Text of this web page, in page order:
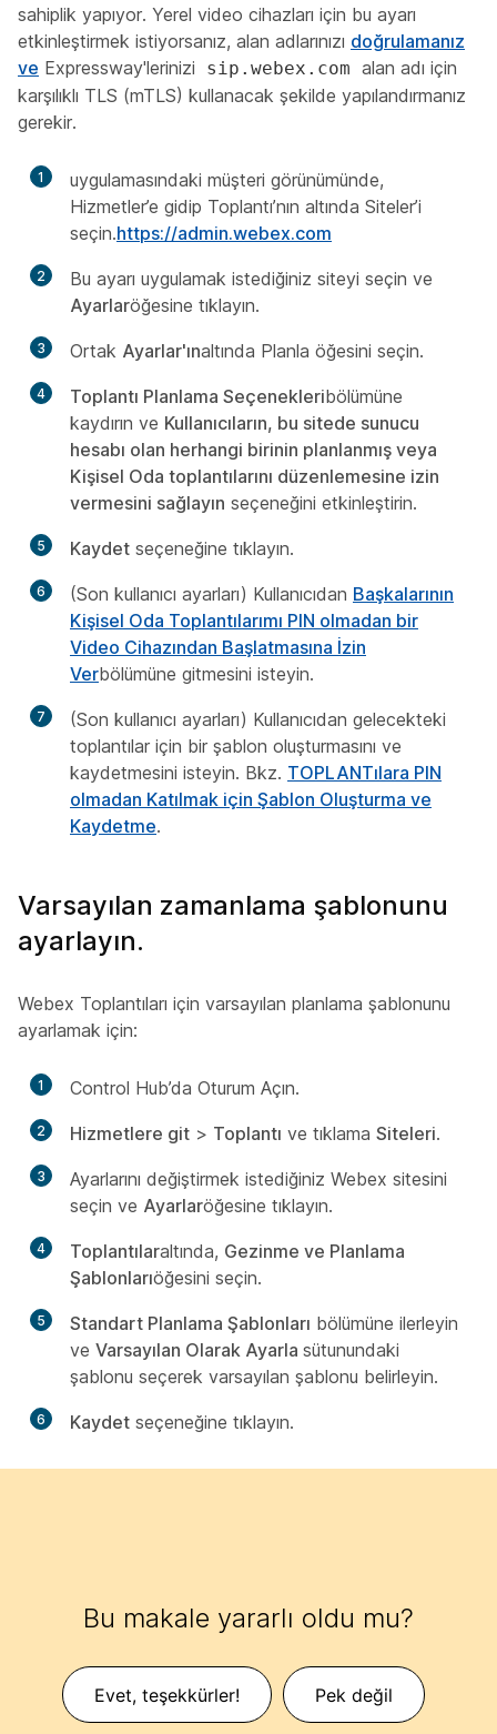
sahiplik yapıyor. Yerel video cihazları için bu ayarı
etkinleştirmek istiyorsanız, alan adlarınızı doğrulamanız
ve Expressway'lerinizi sip.webex.com alan adı için
karşılıklı TLS (mTLS) kullanacak şekilde yapılandırmanız
gerekir.
1
uygulamasındaki müşteri görünümünde,
Hizmetler’e gidip Toplantı’nın altında Siteler’i
seçin.https://admin.webex.com
2
Bu ayarı uygulamak istediğiniz siteyi seçin ve
Ayarlaröğesine tıklayın.
3 Ortak Ayarlar'ınaltında Planla öğesini seçin.
4 Toplantı Planlama Seçenekleribölümüne
kaydırın ve Kullanıcıların, bu sitede sunucu
hesabı olan herhangi birinin planlanmış veya
Kişisel Oda toplantılarını düzenlemesine izin
vermesini sağlayın seçeneğini etkinleştirin.
5 Kaydet seçeneğine tıklayın.
6 (Son kullanıcı ayarları) Kullanıcıdan Başkalarının
Kişisel Oda Toplantılarımı PIN olmadan bir
Video Cihazından Başlatmasına İzin
Verbölümüne gitmesini isteyin.
7
(Son kullanıcı ayarları) Kullanıcıdan gelecekteki
toplantılar için bir şablon oluşturmasını ve
kaydetmesini isteyin. Bkz. TOPLANTılara PIN
olmadan Katılmak için Şablon Oluşturma ve
Kaydetme.
Varsayılan zamanlama şablonunu
ayarlayın.
Webex Toplantıları için varsayılan planlama şablonunu
ayarlamak için:
1 Control Hub’da Oturum Açın.
2 Hizmetlere git > Toplantı ve tıklama Siteleri.
3
Ayarlarını değiştirmek istediğiniz Webex sitesini
seçin ve Ayarlaröğesine tıklayın.
4 Toplantılaraltında, Gezinme ve Planlama
Şablonlarıöğesini seçin.
5 Standart Planlama Şablonları bölümüne ilerleyin
ve Varsayılan Olarak Ayarla sütunundaki
şablonu seçerek varsayılan şablonu belirleyin.
6 Kaydet seçeneğine tıklayın.
Bu makale yararlı oldu mu?
Evet, teşekkürler! Pek değil